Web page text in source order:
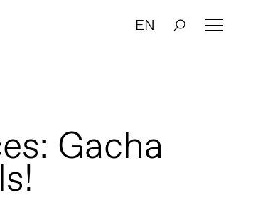
EN
Gacha